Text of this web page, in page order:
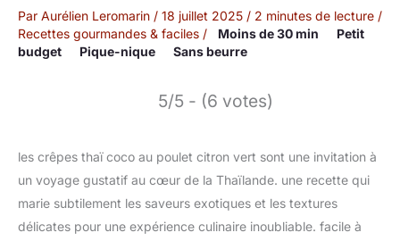
Par Aurélien Leromarin / 18 juillet 2025 / 2 minutes de lecture /
Recettes gourmandes & faciles / Moins de 30 min
Petit
budget
Pique-nique Sans beurre
5/5 - (6 votes)
les crêpes thaï coco au poulet citron vert sont une invitation à
un voyage gustatif au cœur de la Thaïlande. une recette qui
marie subtilement les saveurs exotiques et les textures
délicates pour une expérience culinaire inoubliable. facile à